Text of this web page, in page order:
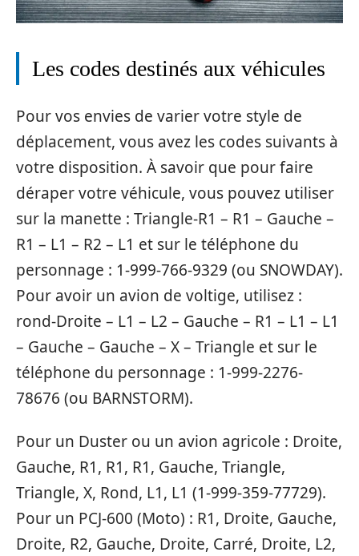
Les codes destinés aux véhicules
Pour vos envies de varier votre style de
déplacement, vous avez les codes suivants à
votre disposition. À savoir que pour faire
déraper votre véhicule, vous pouvez utiliser
sur la manette : Triangle-R1 – R1 – Gauche –
R1 – L1 – R2 – L1 et sur le téléphone du
personnage : 1-999-766-9329 (ou SNOWDAY).
Pour avoir un avion de voltige, utilisez :
rond-Droite – L1 – L2 – Gauche – R1 – L1 – L1
– Gauche – Gauche – X – Triangle et sur le
téléphone du personnage : 1-999-2276-
78676 (ou BARNSTORM).
Pour un Duster ou un avion agricole : Droite,
Gauche, R1, R1, R1, Gauche, Triangle,
Triangle, X, Rond, L1, L1 (1-999-359-77729).
Pour un PCJ-600 (Moto) : R1, Droite, Gauche,
Droite, R2, Gauche, Droite, Carré, Droite, L2,